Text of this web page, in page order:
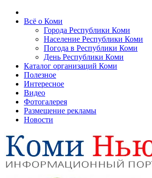
Всё о Коми
Города Республики Коми
Население Республики Коми
Погода в Республики Коми
День Республики Коми
Каталог организаций Коми
Полезное
Интересное
Видео
Фотогалерея
Размещение рекламы
Новости